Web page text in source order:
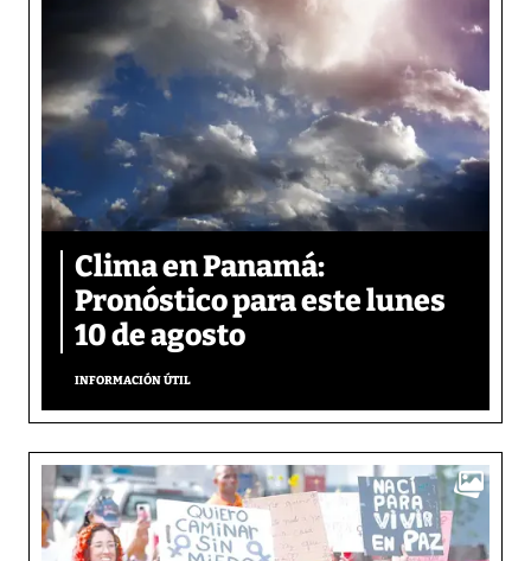
Clima en Panamá:
Pronóstico para este lunes
10 de agosto
INFORMACIÓN ÚTIL